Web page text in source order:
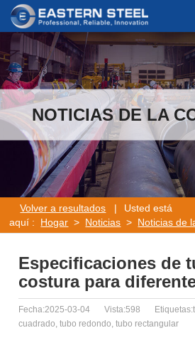
NOTICIAS DE LA
Volver a resultados |
Usted está
aquí : Hogar > Noticias > Noticias de
Especificaciones de
costura para
Fecha:2025-03-04 Vista:598
cuadrado, tubo redondo, tubo rectangular